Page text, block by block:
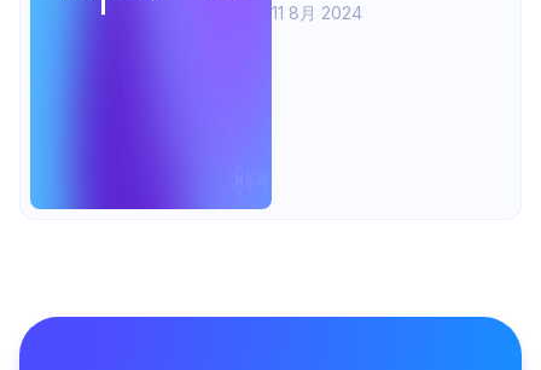
とすると発生します。この記事で
11 8月 2024